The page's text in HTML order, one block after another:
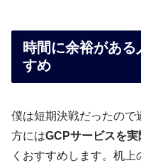
時間に余裕があ
すめ
僕は短期決戦だったので
方にはGCPサービスを
くおすすめします。机